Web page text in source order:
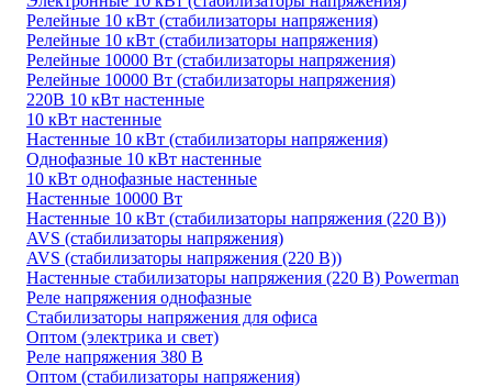
Релейные 10 кВт (стабилизаторы напряжения)
Релейные 10 кВт (стабилизаторы напряжения)
Релейные 10000 Вт (стабилизаторы напряжения)
Релейные 10000 Вт (стабилизаторы напряжения)
220В 10 кВт настенные
10 кВт настенные
Настенные 10 кВт (стабилизаторы напряжения)
Однофазные 10 кВт настенные
10 кВт однофазные настенные
Настенные 10000 Вт
Настенные 10 кВт (стабилизаторы напряжения (220 В))
AVS (стабилизаторы напряжения)
AVS (стабилизаторы напряжения (220 В))
Настенные стабилизаторы напряжения (220 В) Powerman
Реле напряжения однофазные
Стабилизаторы напряжения для офиса
Оптом (электрика и свет)
Реле напряжения 380 В
Оптом (стабилизаторы напряжения)